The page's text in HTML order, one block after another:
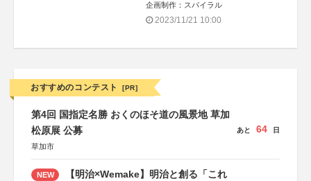
企画制作：スパイラル
2023/11/21 10:00
おすすめのコンテスト [PR]
第4回 国指定名勝 おくのほそ道の風景地 草加
松原展 公募
草加市
あと 64 日
NEW
【明治×Wemake】明治と創る「これ